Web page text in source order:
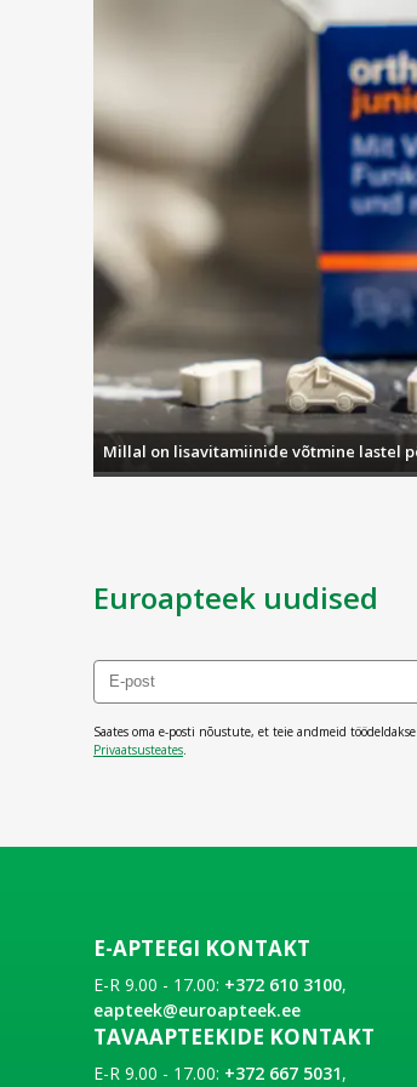
Millal on lisavitamiinide võtmine lastel
Euroapteek uudised
Saates oma e-posti nõustute, et teie andmeid
Privaatsusteates
E-APTEEGI KONTAKT
E-R 9.00 - 17.00: +372 610 3100,
eapteek@euroapteek.ee
TAVAAPTEEKIDE KONTAKT
E-R 9.00 - 17.00: +372 667 5031,